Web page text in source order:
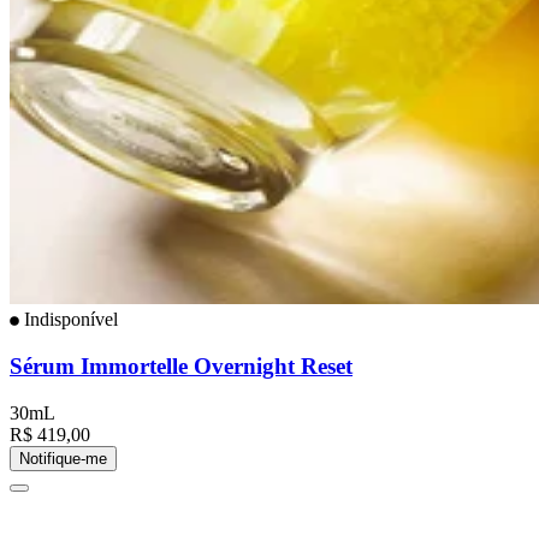
Indisponível
Sérum Immortelle Overnight Reset
30mL
R$ 419,00
Notifique-me